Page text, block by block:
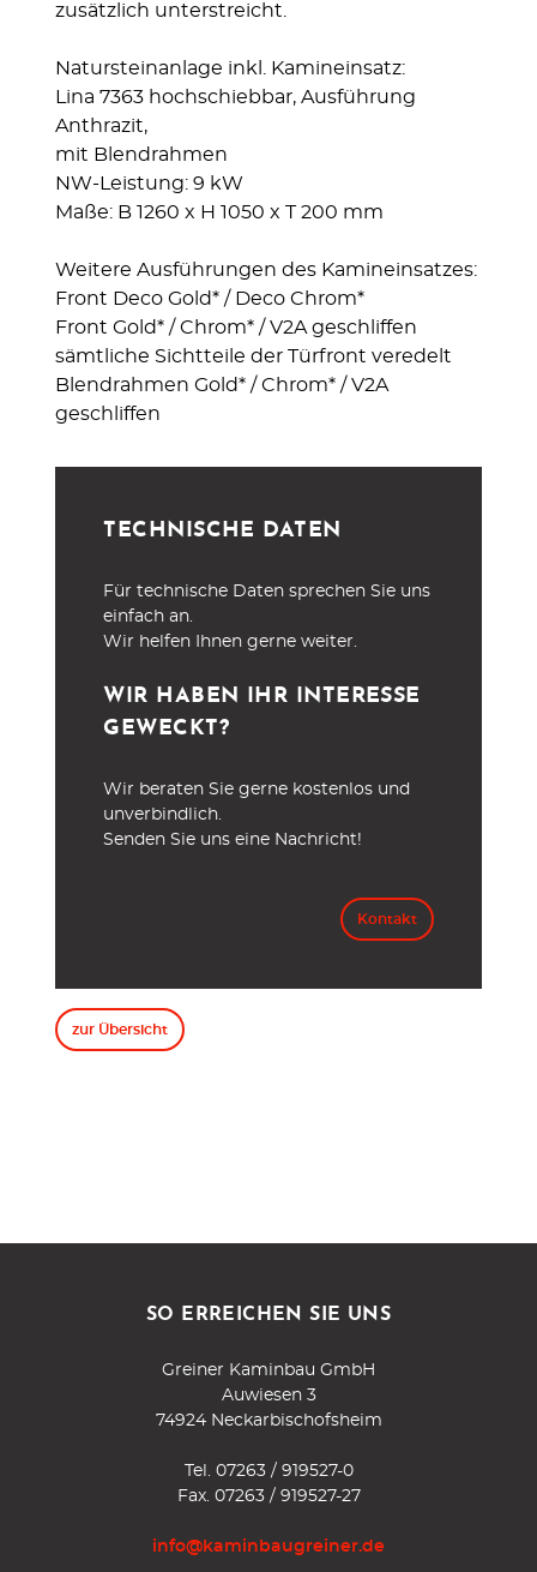
zusätzlich unterstreicht.
Natursteinanlage inkl. Kamineinsatz:
Lina 7363 hochschiebbar, Ausführung
Anthrazit,
mit Blendrahmen
NW-Leistung: 9 kW
Maße: B 1260 x H 1050 x T 200 mm
Weitere Ausführungen des Kamineinsatzes:
Front Deco Gold* / Deco Chrom*
Front Gold* / Chrom* / V2A geschliffen
sämtliche Sichtteile der Türfront veredelt
Blendrahmen Gold* / Chrom* / V2A
geschliffen
TECHNISCHE DATEN
Für technische Daten sprechen Sie uns
einfach an.
Wir helfen Ihnen gerne weiter.
WIR HABEN IHR INTERESSE
GEWECKT?
Wir beraten Sie gerne kostenlos und
unverbindlich.
Senden Sie uns eine Nachricht!
Kontakt
zur Übersicht
SO ERREICHEN SIE UNS
Greiner Kaminbau GmbH
Auwiesen 3
74924 Neckarbischofsheim
Tel. 07263 / 919527-0
Fax. 07263 / 919527-27
info@kaminbaugreiner.de